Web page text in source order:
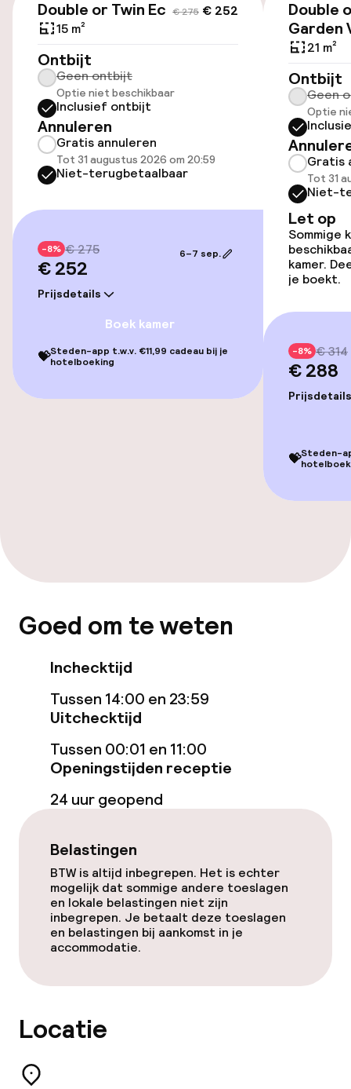
Fietsverhuur
Toegankelijkheid
Overal rolstoeltoegankelijk
Lift
Zwemmen & wellness
Hot tub
Massage
Entertainment
Eet- en drinkdiensten
Ontbijtbuffet
Faciliteiten en diensten voor kinderen
Babysitservice
Schoonmaakvoorzieningen
Wasservice
Beleid
Overal rookvrij
€ 275 € 252
Double or Twin Economy
15 m²
Ontbijt
Geen ontbijt
Optie niet beschikbaar
Inclusief ontbijt
Annuleren
Gratis annuleren
Tot 31 augustus 2026 om 20:59
Niet-terugbetaalbaar
-8% € 275
€ 252
Prijsdetails
6–7 sep.
Boek kamer
💝Steden-app t.w.v. €11,99 cadeau bij je
hotelboeking
Double
Garden
21 m²
Ontbijt
Geen
Optie
Gratis
Tot 31
Niet-
Let op
Sommige
kamer.
je boekt.
-8% € 314
€ 288
Prijsdetails
💝Steden-
Goed om te weten
Inchecktijd
Tussen 14:00 en 23:59
Uitchecktijd
Tussen 00:01 en 11:00
Openingstijden receptie
24 uur geopend
Belastingen
BTW is altijd inbegrepen. Het is echter
mogelijk dat sommige andere toeslagen
en lokale belastingen niet zijn
inbegrepen. Je betaalt deze toeslagen
en belastingen bij aankomst in je
accommodatie.
Locatie